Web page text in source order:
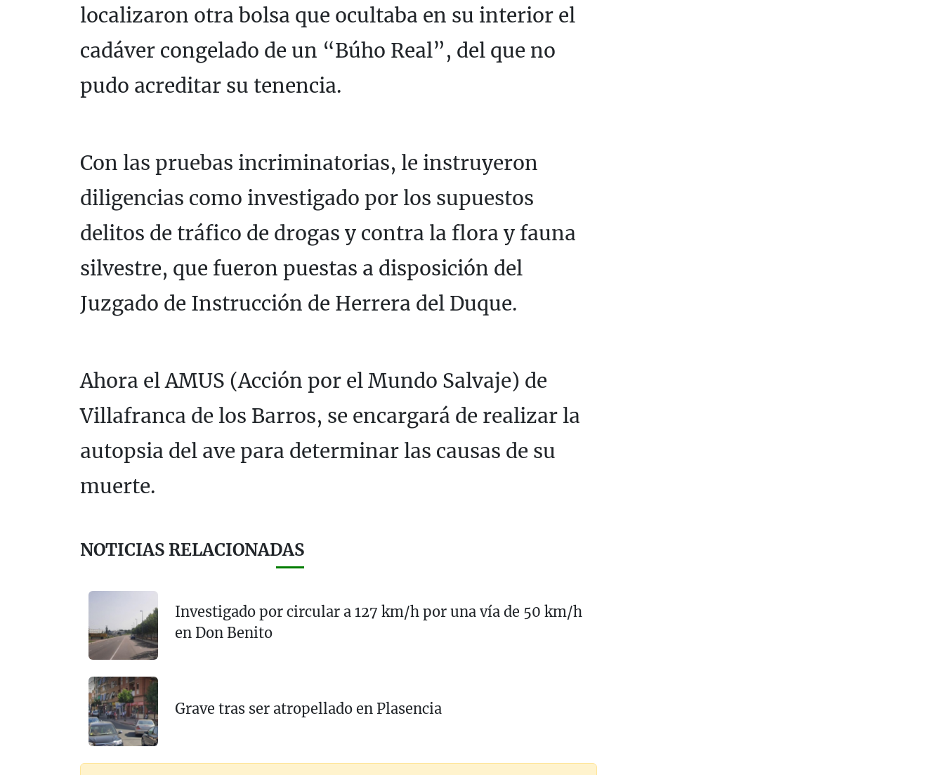
localizaron otra bolsa que ocultaba en su interior el
cadáver congelado de un “Búho Real”, del que no
pudo acreditar su tenencia.
Con las pruebas incriminatorias, le instruyeron
diligencias como investigado por los supuestos
delitos de tráfico de drogas y contra la flora y fauna
silvestre, que fueron puestas a disposición del
Juzgado de Instrucción de Herrera del Duque.
Ahora el AMUS (Acción por el Mundo Salvaje) de
Villafranca de los Barros, se encargará de realizar la
autopsia del ave para determinar las causas de su
muerte.
NOTICIAS RELACIONADAS
Investigado por circular a 127 km/h por una vía de 50 km/h
en Don Benito
Grave tras ser atropellado en Plasencia